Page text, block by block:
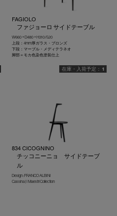
FAGIOLO
ファジョーロ サイドテーブル
W660 × D480 × H310/520
上段：4mm厚ガラス・ブロンズ
下段：マーブル・メディテラネオ
脚部＝モカ色染色塗装仕上
1
834 CICOGNINO
チッコニーニョ サイドテーブ
ル
Design : FRANCO ALBINI
Cassina | I Maestri Collection